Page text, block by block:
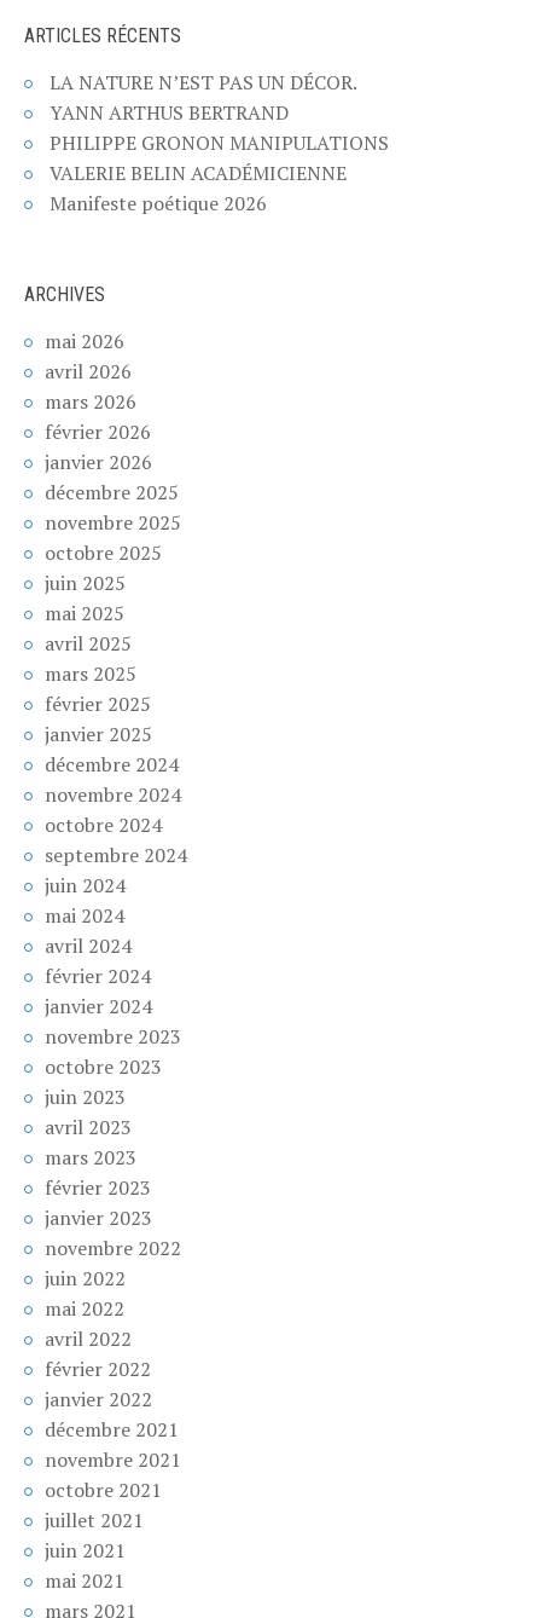
ARTICLES RÉCENTS
LA NATURE N’EST PAS UN DÉCOR.
YANN ARTHUS BERTRAND
PHILIPPE GRONON MANIPULATIONS
VALERIE BELIN ACADÉMICIENNE
Manifeste poétique 2026
ARCHIVES
mai 2026
avril 2026
mars 2026
février 2026
janvier 2026
décembre 2025
novembre 2025
octobre 2025
juin 2025
mai 2025
avril 2025
mars 2025
février 2025
janvier 2025
décembre 2024
novembre 2024
octobre 2024
septembre 2024
juin 2024
mai 2024
avril 2024
février 2024
janvier 2024
novembre 2023
octobre 2023
juin 2023
avril 2023
mars 2023
février 2023
janvier 2023
novembre 2022
juin 2022
mai 2022
avril 2022
février 2022
janvier 2022
décembre 2021
novembre 2021
octobre 2021
juillet 2021
juin 2021
mai 2021
mars 2021